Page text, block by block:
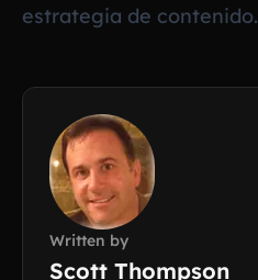
estrategia de contenido.
Written by
Scott Thompson